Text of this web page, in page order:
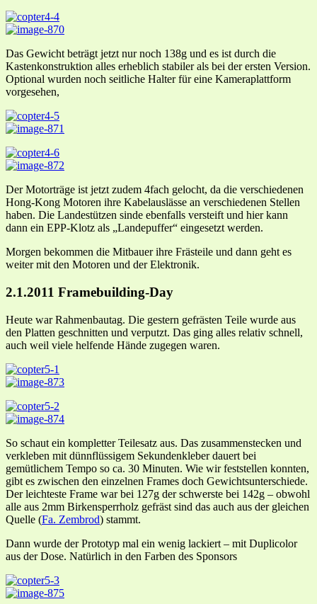
Das Gewicht beträgt jetzt nur noch 138g und es ist durch die
Kastenkonstruktion alles erheblich stabiler als bei der ersten Version.
Optional wurden noch seitliche Halter für eine Kameraplattform
vorgesehen,
Der Motorträge ist jetzt zudem 4fach gelocht, da die verschiedenen
Hong-Kong Motoren ihre Kabelauslässe an verschiedenen Stellen
haben. Die Landestützen sinde ebenfalls versteift und hier kann
dann ein EPP-Klotz als „Landepuffer“ eingesetzt werden.
Morgen bekommen die Mitbauer ihre Frästeile und dann geht es
weiter mit den Motoren und der Elektronik.
2.1.2011 Framebuilding-Day
Heute war Rahmenbautag. Die gestern gefrästen Teile wurde aus
den Platten geschnitten und verputzt. Das ging alles relativ schnell,
auch weil viele helfende Hände zugegen waren.
So schaut ein kompletter Teilesatz aus. Das zusammenstecken und
verkleben mit dünnflüssigem Sekundenkleber dauert bei
gemütlichem Tempo so ca. 30 Minuten. Wie wir feststellen konnten,
gibt es zwischen den einzelnen Frames doch Gewichtsunterschiede.
Der leichteste Frame war bei 127g der schwerste bei 142g – obwohl
alle aus 2mm Birkensperrholz gefräst sind das auch aus der gleichen
Quelle (Fa. Zembrod) stammt.
Dann wurde der Prototyp mal ein wenig lackiert – mit Duplicolor
aus der Dose. Natürlich in den Farben des Sponsors